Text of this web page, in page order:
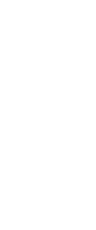
Nova! E aí,